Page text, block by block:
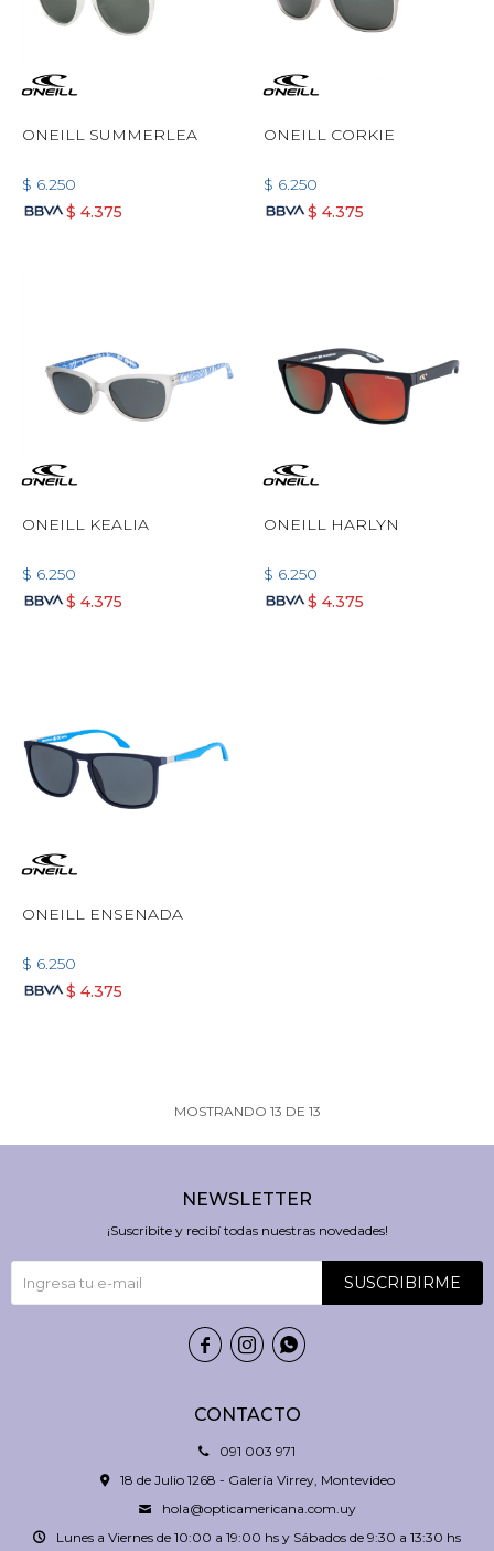
ONEILL SUMMERLEA
$ 6.250
$ 4.375
ONEILL CORKIE
$ 6.250
$ 4.375
ONEILL KEALIA
$ 6.250
$ 4.375
ONEILL HARLYN
$ 6.250
$ 4.375
ONEILL ENSENADA
$ 6.250
$ 4.375
MOSTRANDO 13 DE 13
CONTACTO
091 003 971
18 de Julio 1268 - Galería Virrey, Montevideo
hola@opticamericana.com.uy
Lunes a Viernes de 10:00 a 19:00 hs y Sábados de 9:30 a 13:30 hs
NEWSLETTER
¡Suscribite y recibí todas nuestras novedades!
SUSCRIBIRME
  